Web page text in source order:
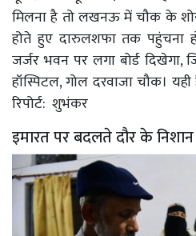
मिलना है तो लखनऊ में चौक के
होते हुए दारुलशफा तक पहुंचना
जर्जर भवन पर लगा बोर्ड दिखेगा,
हॉस्पिटल, गोल दरवाजा चौक।
रिपोर्ट: शुभंकर
इमारत पर बदलते दौर के निशान